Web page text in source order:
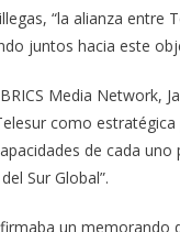
“la alianza
juntos hacia este
Media Network,
como
de cada
Sur Global”.
un